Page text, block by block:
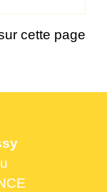
cette page